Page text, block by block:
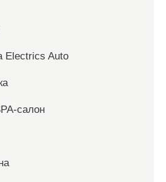
Electrics Auto
салон